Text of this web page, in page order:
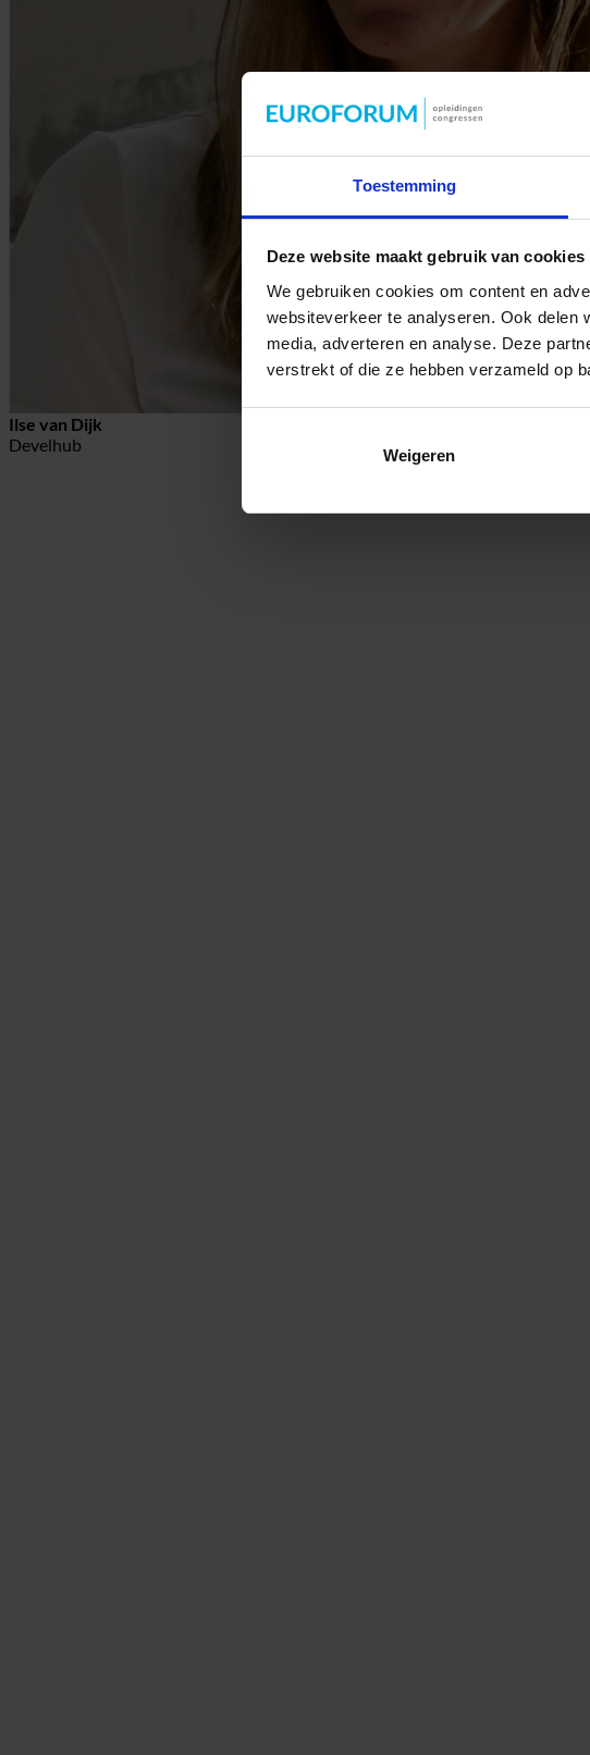
Toestemming
Deze website maakt gebruik van cookies
We gebruiken cookies om content en
websiteverkeer te analyseren. Ook delen
media, adverteren en analyse. Deze
verstrekt of die ze hebben verzameld op
Weigeren
Ilse van Dijk
Develhub